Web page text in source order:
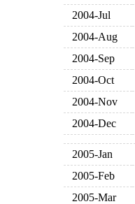
2004-Jul
2004-Aug
2004-Sep
2004-Oct
2004-Nov
2004-Dec
2005-Jan
2005-Feb
2005-Mar